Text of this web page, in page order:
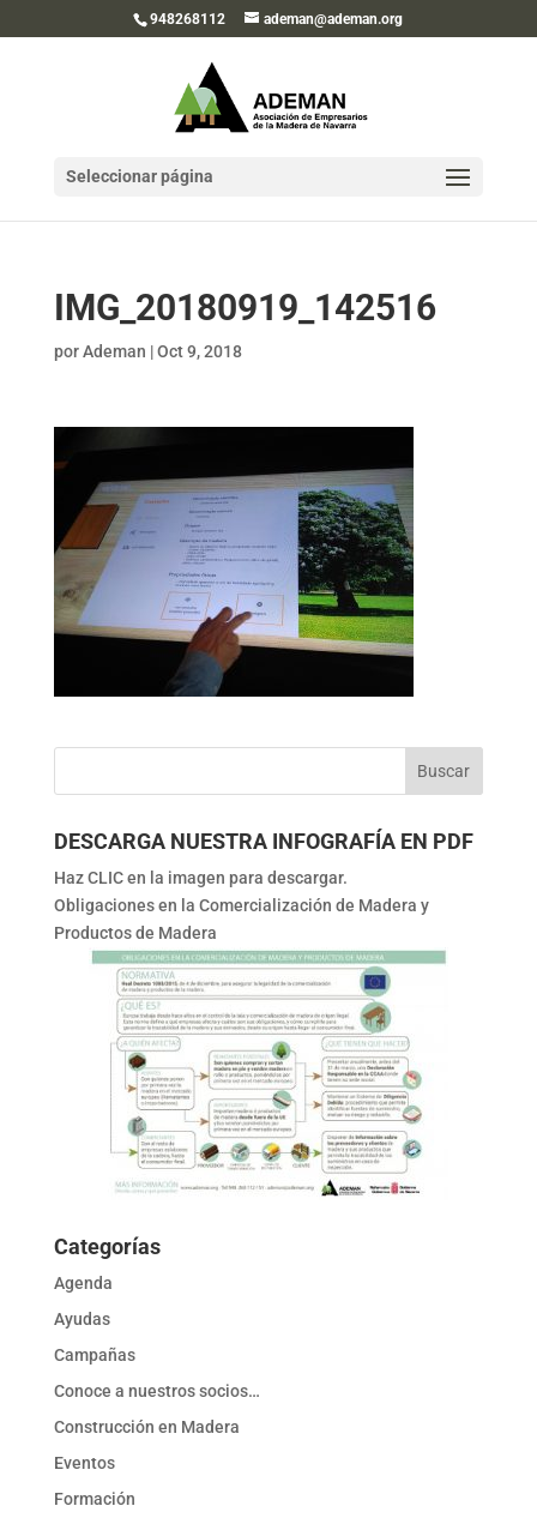
948268112 ademan@ademan.org
Seleccionar página
IMG_20180919_142516
porAdeman |Oct 9, 2018
DESCARGA NUESTRA INFOGRAFÍA EN PDF
Haz CLIC en la imagen para descargar.
Obligaciones en la Comercialización de Madera y
Productos de Madera
Categorías
Agenda
Ayudas
Campañas
Conoce a nuestros socios…
Construcción en Madera
Eventos
Formación